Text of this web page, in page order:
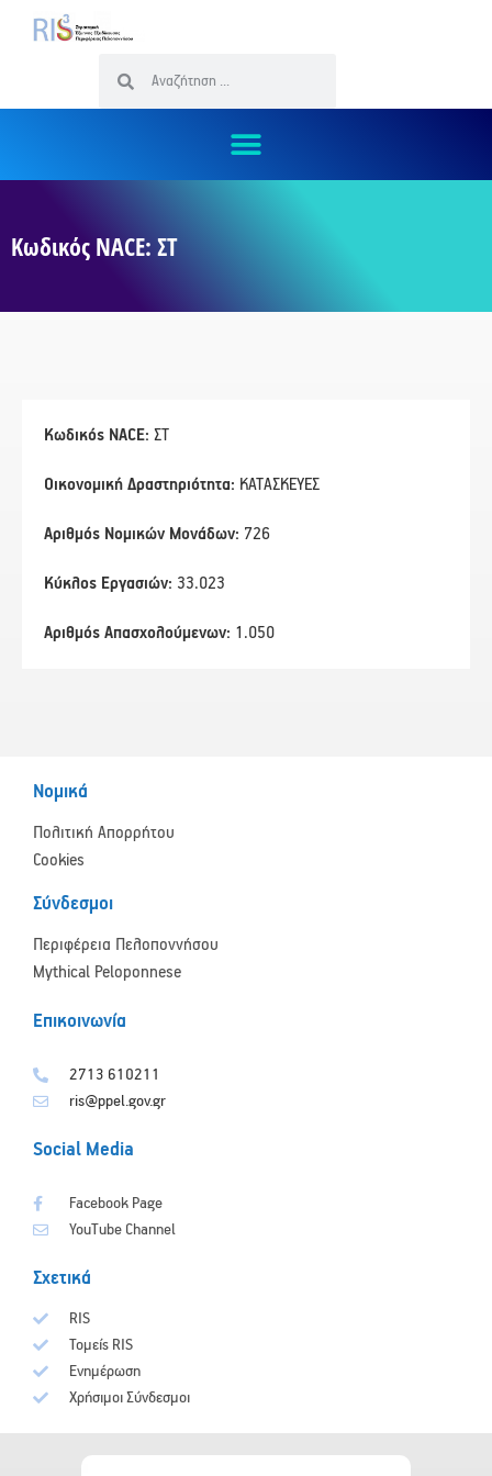
Κωδικός NACE: ΣΤ
Κωδικός NACE: ΣΤ
Οικονομική Δραστηριότητα: ΚΑΤΑΣΚΕΥΕΣ
Αριθμός Νομικών Μονάδων: 726
Κύκλος Εργασιών: 33.023
Αριθμός Απασχολούμενων: 1.050
Νομικά
Πολιτική Απορρήτου
Cookies
Σύνδεσμοι
Περιφέρεια Πελοποννήσου
Mythical Peloponnese
Επικοινωνία
2713 610211
ris@ppel.gov.gr
Social Media
Facebook Page
YouTube Channel
Σχετικά
RIS
Τομείς RIS
Ενημέρωση
Χρήσιμοι Σύνδεσμοι